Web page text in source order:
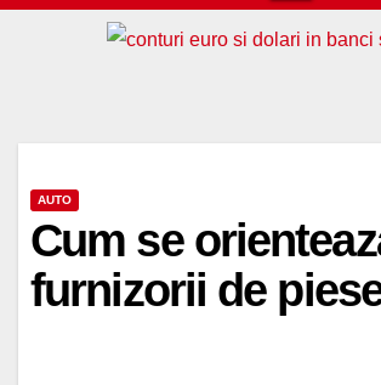
AUTO
Cum se
furnizorii de